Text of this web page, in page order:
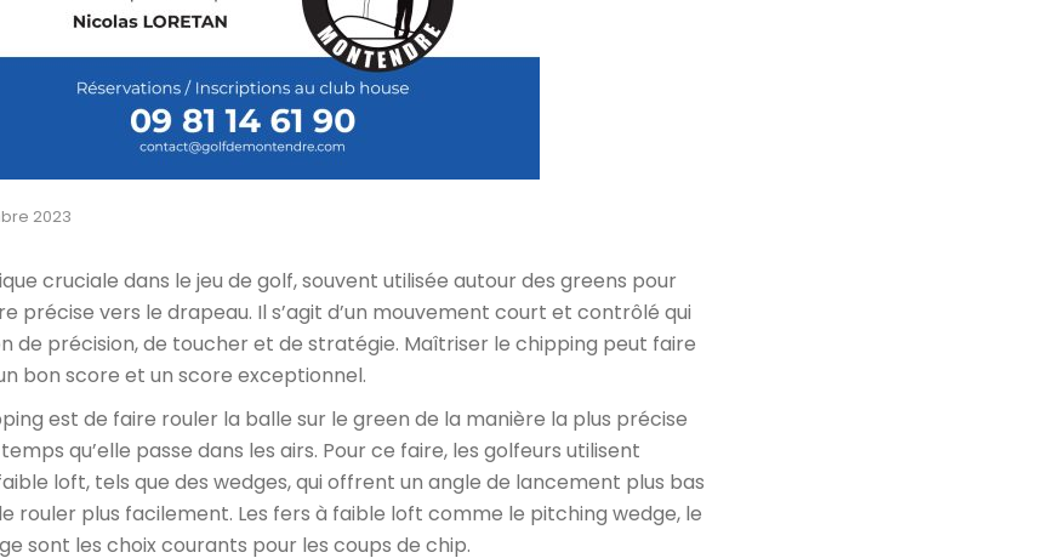
2023
cruciale dans le jeu de golf, souvent utilisée autour des greens pour
précise vers le drapeau. Il s’agit d’un mouvement court et contrôlé qui
de précision, de toucher et de stratégie. Maîtriser le chipping peut faire
bon score et un score exceptionnel.
est de faire rouler la balle sur le green de la manière la plus précise
qu’elle passe dans les airs. Pour ce faire, les golfeurs utilisent
loft, tels que des wedges, qui offrent un angle de lancement plus bas
rouler plus facilement. Les fers à faible loft comme le pitching wedge, le
sont les choix courants pour les coups de chip.